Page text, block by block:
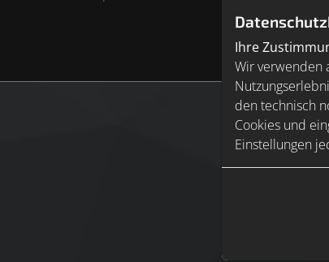
Ihre
Wir verwenden
den technisch
Cookies und
Einstellungen